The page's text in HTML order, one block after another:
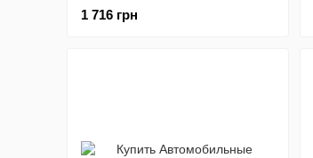
1 716 грн